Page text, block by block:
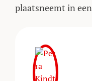
plaatsneemt in